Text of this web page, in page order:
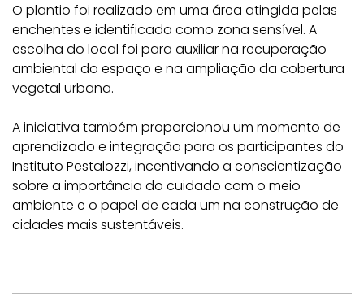
O plantio foi realizado em uma área atingida pelas
enchentes e identificada como zona sensível. A
escolha do local foi para auxiliar na recuperação
ambiental do espaço e na ampliação da cobertura
vegetal urbana.
A iniciativa também proporcionou um momento de
aprendizado e integração para os participantes do
Instituto Pestalozzi, incentivando a conscientização
sobre a importância do cuidado com o meio
ambiente e o papel de cada um na construção de
cidades mais sustentáveis.